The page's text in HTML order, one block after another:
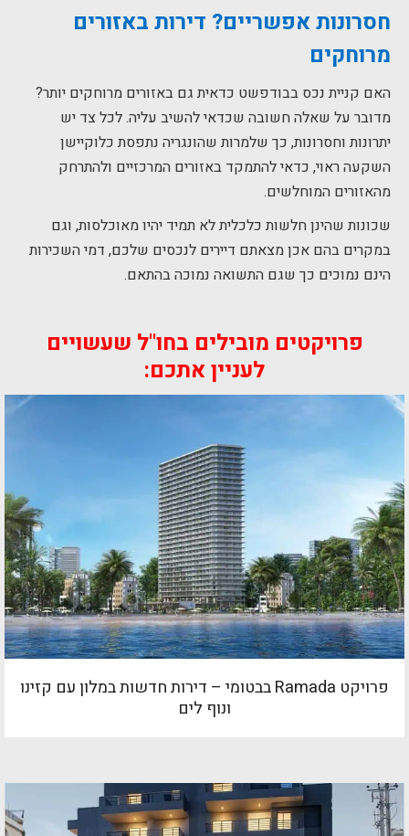
חסרונות אפשריים? דירות באזורים
מרוחקים
האם קניית נכס בבודפשט כדאית גם באזורים מרוחקים יותר?
מדובר על שאלה חשובה שכדאי להשיב עליה. לכל צד יש
יתרונות וחסרונות, כך שלמרות שהונגריה נתפסת כלוקיישן
השקעה ראוי, כדאי להתמקד באזורים המרכזיים ולהתרחק
מהאזורים המוחלשים.
שכונות שהינן חלשות כלכלית לא תמיד יהיו מאוכלסות, וגם
במקרים בהם אכן מצאתם דיירים לנכסים שלכם, דמי השכירות
הינם נמוכים כך שגם התשואה נמוכה בהתאם.
פרויקטים מובילים בחו"ל שעשויים
לעניין אתכם:
פרויקט Ramada בבטומי – דירות חדשות במלון עם קזינו
ונוף לים